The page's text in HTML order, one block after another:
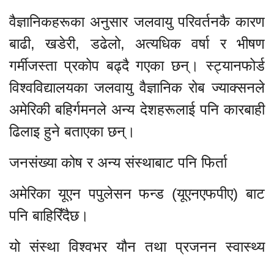
वैज्ञानिकहरूका अनुसार जलवायु परिवर्तनकै कारण
बाढी, खडेरी, डढेलो, अत्यधिक वर्षा र भीषण
गर्मीजस्ता प्रकोप बढ्दै गएका छन्। स्ट्यानफोर्ड
विश्वविद्यालयका जलवायु वैज्ञानिक रोब ज्याक्सनले
अमेरिकी बहिर्गमनले अन्य देशहरूलाई पनि कारबाही
ढिलाइ हुने बताएका छन्।
जनसंख्या कोष र अन्य संस्थाबाट पनि फिर्ता
अमेरिका यूएन पपुलेसन फन्ड (यूएनएफपीए) बाट
पनि बाहिरिँदैछ।
यो संस्था विश्वभर यौन तथा प्रजनन स्वास्थ्य